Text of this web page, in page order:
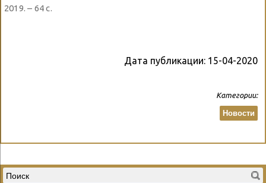
2019. – 64 с.
Дата публикации: 15-04-2020
Категории:
Новости